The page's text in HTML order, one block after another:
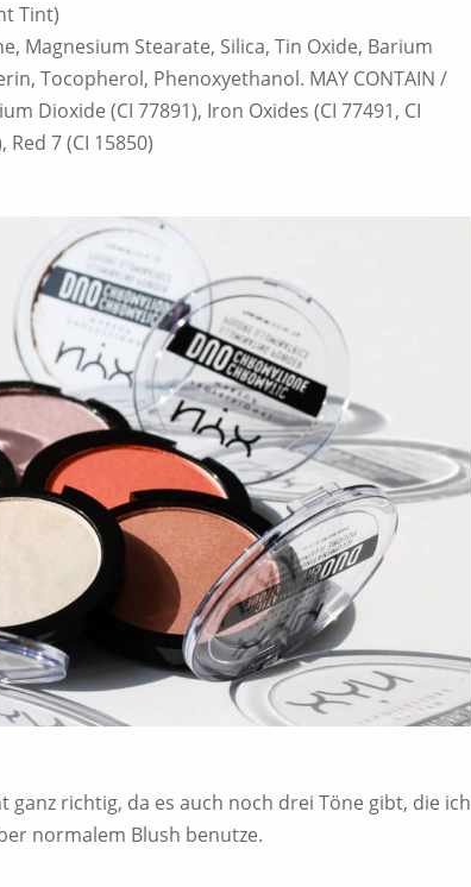
Tint)
Magnesium Stearate, Silica, Tin Oxide, Barium
Tocopherol, Phenoxyethanol. MAY CONTAIN /
Dioxide (CI 77891), Iron Oxides (CI 77491, CI
Red 7 (CI 15850)
ganz richtig, da es auch noch drei Töne gibt, die ich
normalem Blush benutze.